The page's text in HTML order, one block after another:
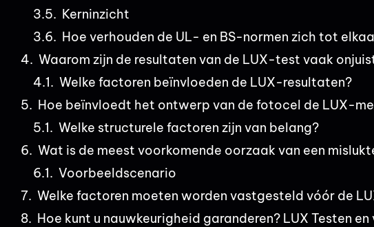
Kerninzicht
Hoe verhouden de UL- en BS-normen zich tot
Waarom zijn de resultaten van de LUX-test vaak
Welke factoren beïnvloeden de LUX-resultaten?
Hoe beïnvloedt het ontwerp van de fotocel de LUX-
Welke structurele factoren zijn van belang?
Wat is de meest voorkomende oorzaak van een
Voorbeeldscenario
Welke factoren moeten worden vastgesteld vóór de
Hoe kunt u nauwkeurigheid garanderen? LUX Testen